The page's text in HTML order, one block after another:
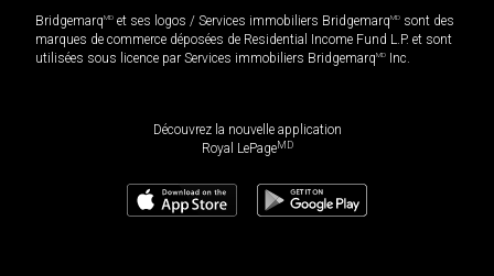
BridgemarqMD et ses logos / Services immobiliers BridgemarqMD sont des
marques de commerce déposées de Residential Income Fund L.P. et sont
utilisées sous licence par Services immobiliers BridgemarqMD Inc.
Découvrez la nouvelle application
Royal LePageMD